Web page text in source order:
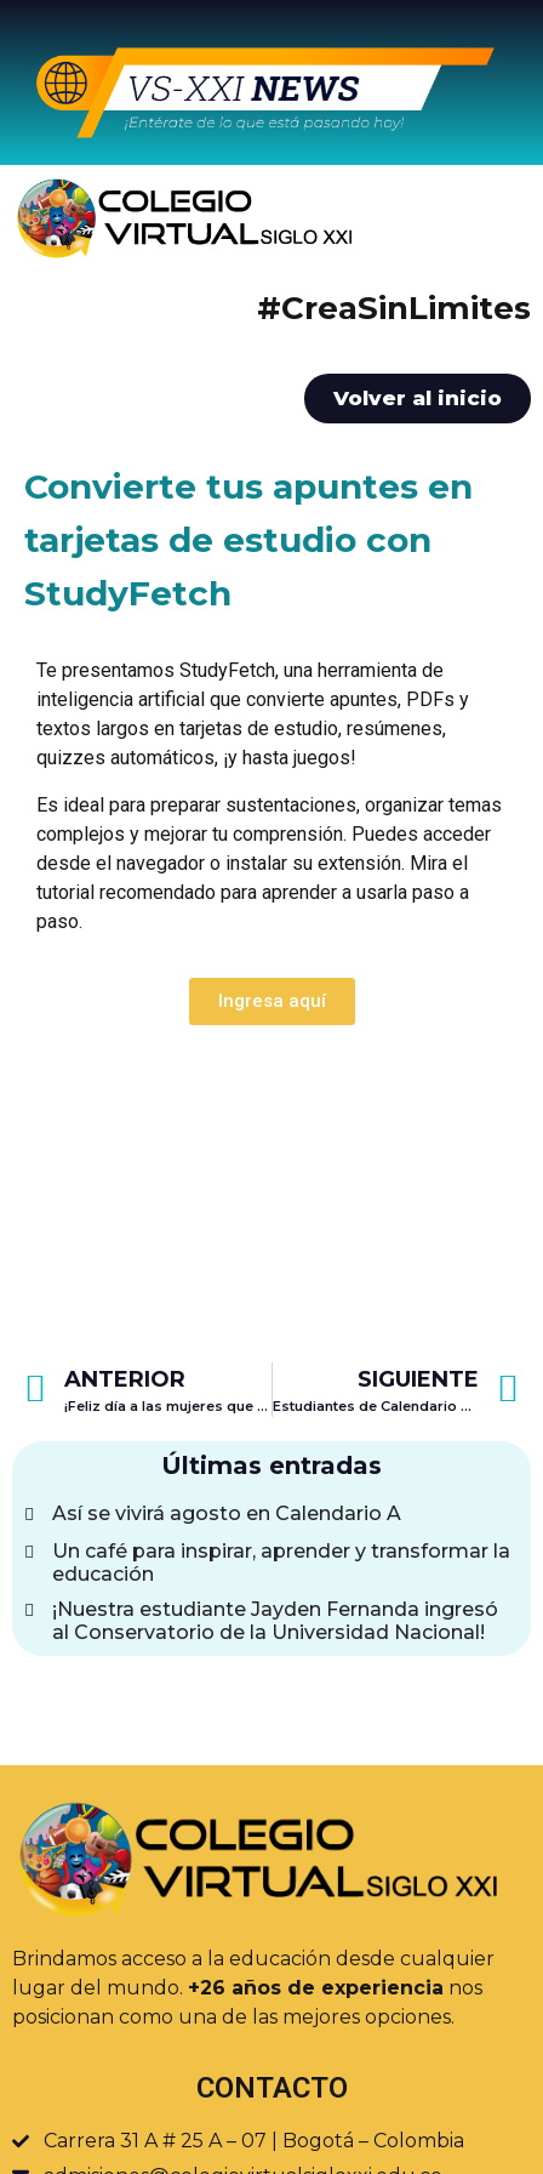
#CreaSinLimites
Volver al inicio
Convierte tus apuntes en
tarjetas de estudio con
StudyFetch
Te presentamos StudyFetch, una herramienta de
inteligencia artificial que convierte apuntes, PDFs y
textos largos en tarjetas de estudio, resúmenes,
quizzes automáticos, ¡y hasta juegos!
Es ideal para preparar sustentaciones, organizar temas
complejos y mejorar tu comprensión. Puedes acceder
desde el navegador o instalar su extensión. Mira el
tutorial recomendado para aprender a usarla paso a
paso.
Ingresa aquí
ANTERIOR
¡Feliz día a las mujeres que educan, inspiran y transforman!
SIGUIENTE
Estudiantes de Calendario B, ¡es momento de organizar el mes de marzo!
Últimas entradas
Así se vivirá agosto en Calendario A
Un café para inspirar, aprender y transformar la
educación
¡Nuestra estudiante Jayden Fernanda ingresó
al Conservatorio de la Universidad Nacional!
Brindamos acceso a la educación desde cualquier
lugar del mundo. +26 años de experiencia nos
posicionan como una de las mejores opciones.
CONTACTO
Carrera 31 A # 25 A – 07 | Bogotá – Colombia